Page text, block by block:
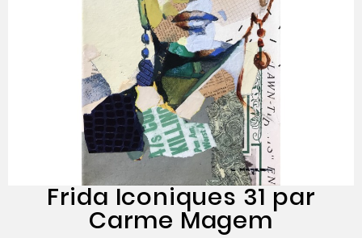
Frida Iconiques 31 par
Carme Magem